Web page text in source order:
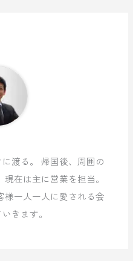
渡る。 帰国後、周囲の
在は主に営業を担当。
様一人一人に愛される会
きます。